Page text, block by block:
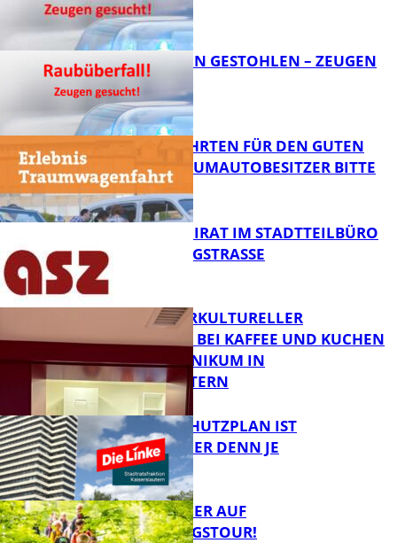
FB News
TEURE KETTEN GESTOHLEN – ZEUGEN
GESUCHT!
FB News
SPENDENFAHRTEN FÜR DEN GUTEN
ZWECK – TRAUMAUTOBESITZER BITTE
MELDEN!
FB News
SENIORENBEIRAT IM STADTTEILBÜRO
IN DER KÖNIGSTRASSE
FB Gesundheit
NEUER INTERKULTURELLER
TREFFPUNKT BEI KAFFEE UND KUCHEN
IM PFALZKLINIKUM IN
KAISERSLAUTERN
EIN HITZESCHUTZPLAN IST
NOTWENDIGER DENN JE
MIT DEM JÄGER AUF
ENTDECKUNGSTOUR!